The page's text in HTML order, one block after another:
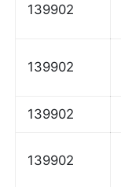
139902
139902
139902
139902